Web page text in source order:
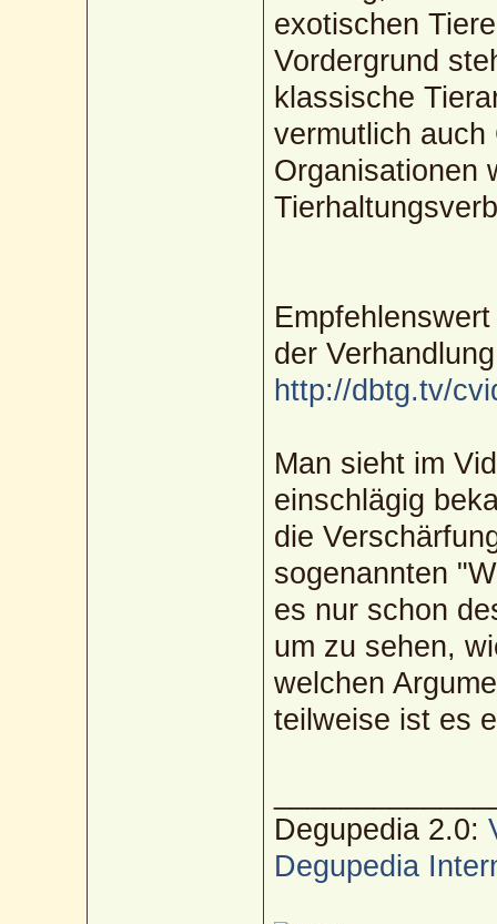
exotischen
Vordergrund
klassische
vermutlich
Organisationen
der
http://dbtg.tv/
Man sieht im
einschlägig
die
sogenannten
es nur schon
um zu sehen,
welchen
teilweise ist es
Degupedia 2.0:
Degupedia